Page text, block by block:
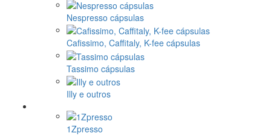
Nespresso cápsulas
Cafissimo, Caffitaly, K-fee cápsulas
Tassimo cápsulas
Illy e outros
1Zpresso